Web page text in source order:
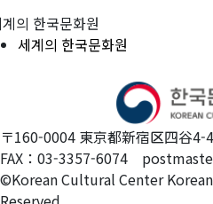
의 한국문화원
세계의 한국문화원
〒160-0004 東京都新宿区四谷
FAX：03-3357-6074
©Korean Cultural Center